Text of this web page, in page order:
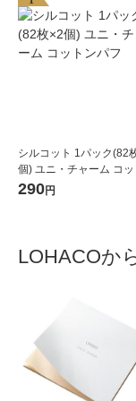
シルコット 1パック(82
個) ユニ・チャーム コッ
パフ
290円
LOHACOか